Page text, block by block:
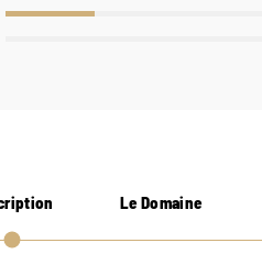
Le Domaine